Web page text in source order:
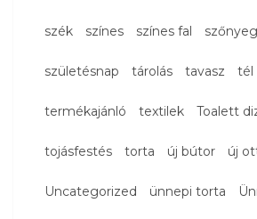
szék színes színes fal szőnyeg
születésnap tárolás tavasz tél
termékajánló textilek Toalett
tojásfestés torta új bútor új
Uncategorized ünnepi torta